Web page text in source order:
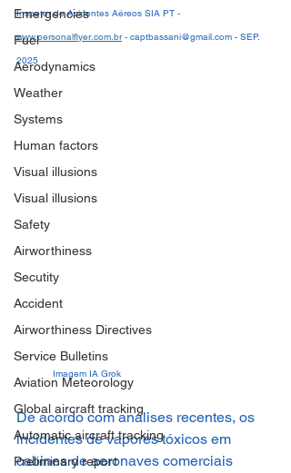
Emergencies
Fuel
Aerodynamics
Weather
Systems
Human factors
Visual illusions
Visual illusions
Safety
Airworthiness
Secutity
Accident
Airworthiness Directives
Service Bulletins
Aviation Meteorology
Global aircraft tracking
Automatic aircraft tracking
Preliminary report
Inspetor de Acidentes Aéreos SIA PT -
www.personalflyer.com.br - captbassani@gmail.com - SEP.
2025
	Imagem IA Grok
De acordo com análises recentes, os
incidentes de vapores tóxicos em
cabines de aeronaves comerciais